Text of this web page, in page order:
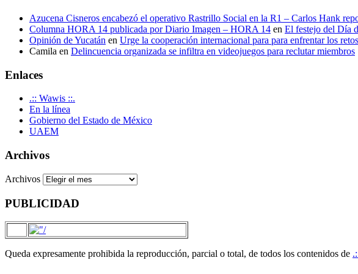
Azucena Cisneros encabezó el operativo Rastrillo Social en la R1 – Carlos Hank
Columna HORA 14 publicada por Diario Imagen – HORA 14 en El festejo del Día
Opinión de Yucatán en Urge la cooperación internacional para para enfrentar los
Camila en Delincuencia organizada se infiltra en videojuegos para reclutar miembros
Enlaces
.:: Wawis ::.
En la línea
Gobierno del Estado de México
UAEM
Archivos
Archivos
PUBLICIDAD
Queda expresamente prohibida la reproducción, parcial o total, de todos los contenidos de